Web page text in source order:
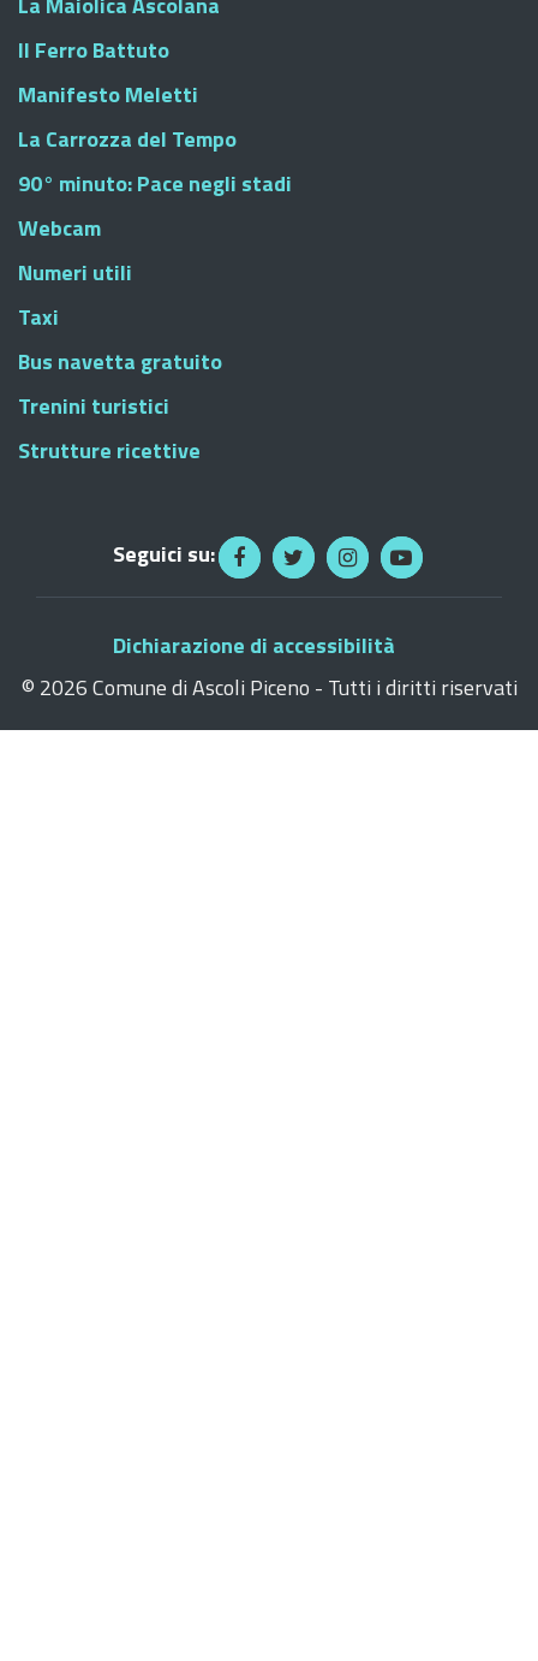
Il Ferro Battuto
Manifesto Meletti
La Carrozza del Tempo
90° minuto: Pace negli stadi
Webcam
Numeri utili
Taxi
Bus navetta gratuito
Trenini turistici
Strutture ricettive
Seguici su:
Dichiarazione di accessibilità
© 2026 Comune di Ascoli Piceno - Tutti i diritti riservati